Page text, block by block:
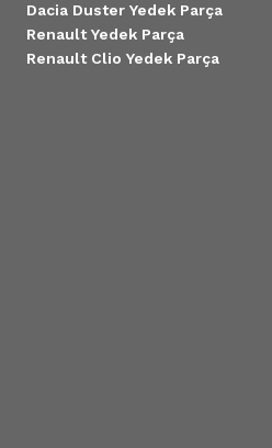
Dacia Duster Yedek Parça
Renault Yedek Parça
Renault Clio Yedek Parça